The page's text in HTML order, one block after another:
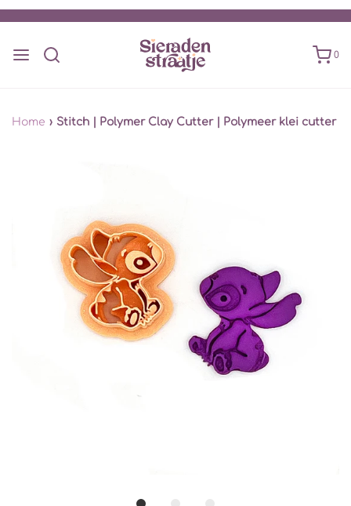
0
Home › Stitch | Polymer Clay Cutter | Polymeer klei cutter